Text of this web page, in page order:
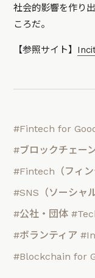
社会的影響を作り
ころだ。
【参照サイト】
#Fintech for
#ブロックチェー
#Fintech（フィン
#SNS（ソーシャ
#公社・団体
#ボランティア
#Blockchain for